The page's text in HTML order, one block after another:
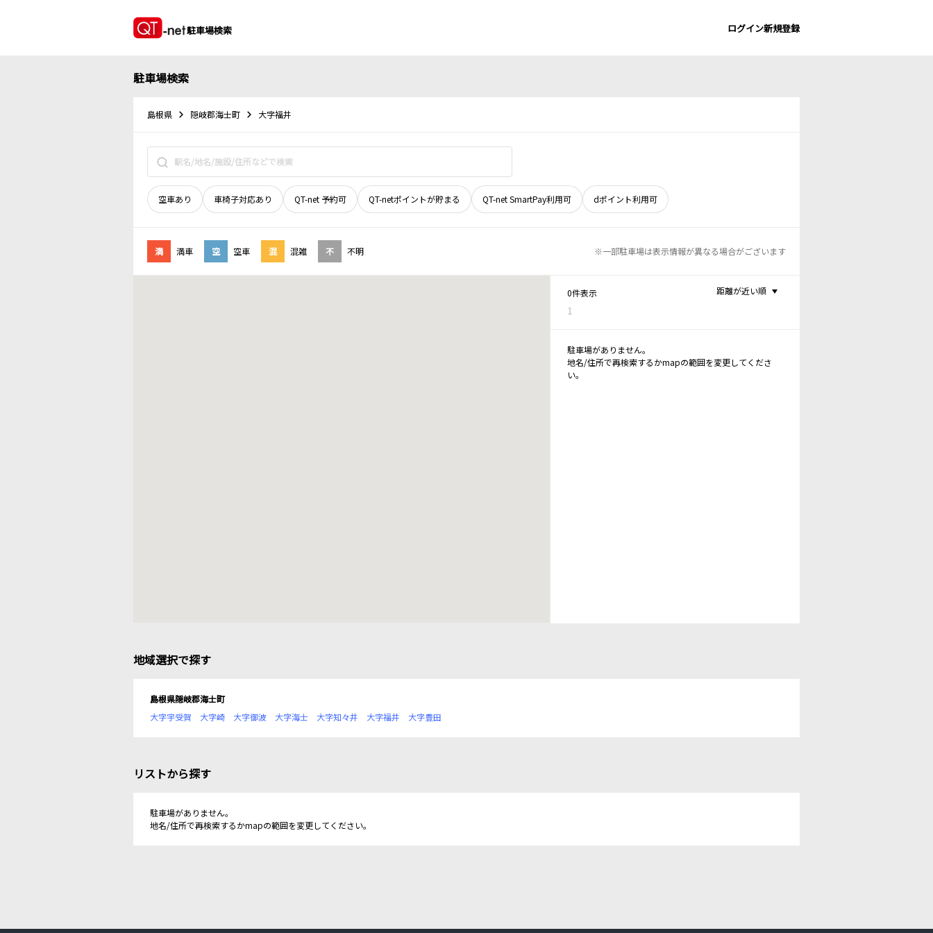
駐車場検索 ログイン新規登録
駐車場検索
島根県 隠岐郡海士町 大字福井
空車あり 車椅子対応あり QT-net 予約可 QT-netポイントが貯まる QT-net SmartPay利用可 dポイント利用可
満 満車 空 空車 混 混雑 不 不明 ※一部駐車場は表示情報が異なる場合がございます
0件表示
1
距離が近い順
駐車場がありません。
地名/住所で再検索するかmapの範囲を変更してくださ
い。
地域選択で探す
島根県隠岐郡海士町
大字宇受賀
大字崎 大字御波 大字海士 大字知々井 大字福井 大字豊田
リストから探す
駐車場がありません。
地名/住所で再検索するかmapの範囲を変更してください。